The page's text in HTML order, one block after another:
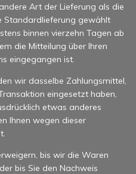
Art der Lieferung als die
Standardlieferung gewählt
binnen vierzehn Tagen ab
die Mitteilung über Ihren
eingegangen ist.
wir dasselbe Zahlungsmittel,
eingesetzt haben,
etwas anderes
Ihnen wegen dieser
bis wir die Waren
bis Sie den Nachweis